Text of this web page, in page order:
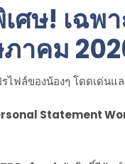
ศษ! เฉพ
าคม
รไฟล์ของน้องๆ โดดเด่น
Statement